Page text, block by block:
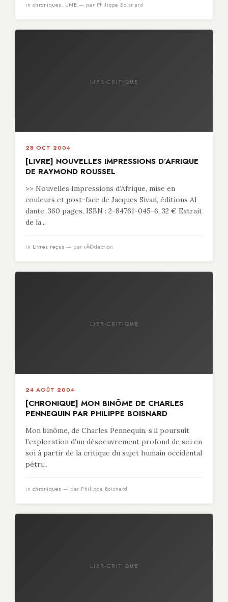
in chroniques, UNE — par Philippe Boisnard
LIBR-CRITIQUE
28 OCT 2004
[LIVRE] NOUVELLES IMPRESSIONS D’AFRIQUE
DE RAYMOND ROUSSEL
>> Nouvelles Impressions d’Afrique, mise en
couleurs et post-face de Jacques Sivan, éditions Al
dante, 360 pages, ISBN : 2-84761-045-6, 32 € Extrait
de la...
in Livres reçus — par rÃ©daction
LIBR-CRITIQUE
24 AOÛT 2004
[CHRONIQUE] MON BINÔME DE CHARLES
PENNEQUIN PAR PHILIPPE BOISNARD
Mon binôme, de Charles Pennequin, s’il poursuit
l’exploration d’un désoeuvrement profond de soi en
soi à partir de la critique du sujet humain occidental
pétri...
in chroniques — par Philippe Boisnard
LIBR-CRITIQUE